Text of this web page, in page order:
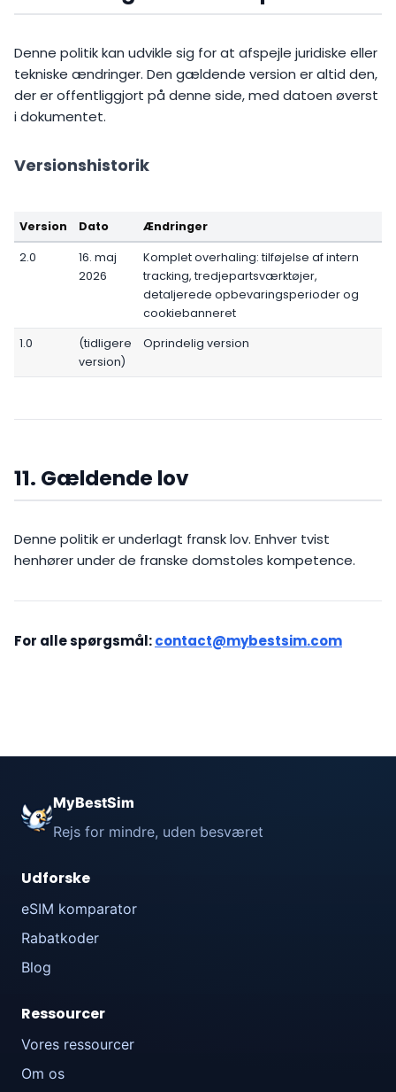
Denne politik kan udvikle sig for at afspejle juridiske eller
tekniske ændringer. Den gældende version er altid den,
der er offentliggjort på denne side, med datoen øverst
i dokumentet.
Versionshistorik
Version Dato Ændringer
2.0
16. maj
2026
Komplet overhaling: tilføjelse af intern
tracking, tredjepartsværktøjer,
detaljerede opbevaringsperioder og
cookiebanneret
1.0
(tidligere
version)
Oprindelig version
11. Gældende lov
Denne politik er underlagt fransk lov. Enhver tvist
henhører under de franske domstoles kompetence.
For alle spørgsmål:contact@mybestsim.com
MyBestSim
Rejs for mindre, uden besværet
Udforske
eSIM komparator
Rabatkoder
Blog
Ressourcer
Vores ressourcer
Om os